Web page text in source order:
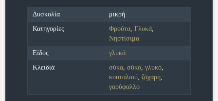
Δυσκολία
μικρή
Κατηγορίες
Φρούτα, Γλυκά,
Νηστίσιμα
Είδος
γλυκά
Κλειδιά
σύκα, σύκο, γλυκό,
κουταλιού, ζάχαρη,
γαρύφαλλο